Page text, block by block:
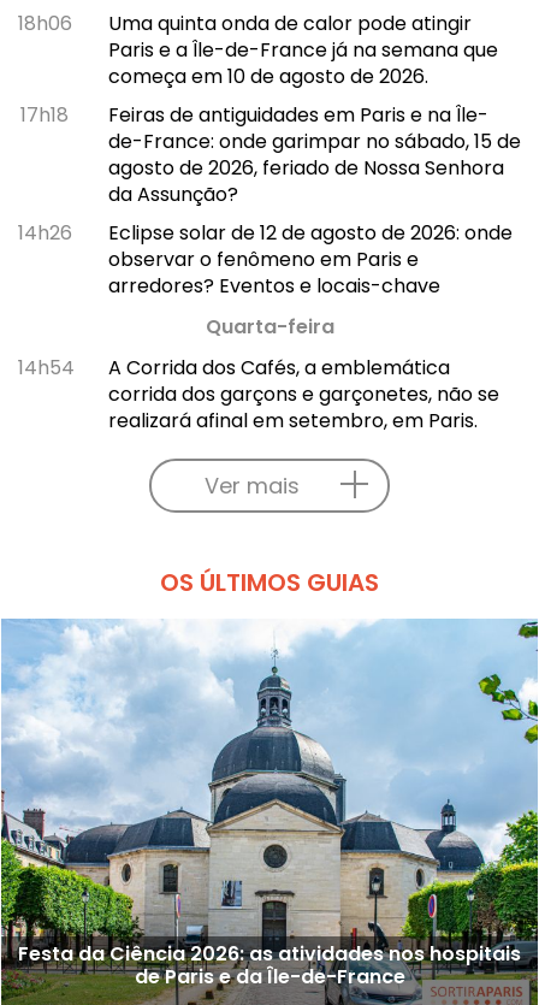
18h06
Uma quinta onda de calor pode atingir
Paris e a Île-de-France já na semana que
começa em 10 de agosto de 2026.
17h18
Feiras de antiguidades em Paris e na Île-
de-France: onde garimpar no sábado, 15 de
agosto de 2026, feriado de Nossa Senhora
da Assunção?
14h26
Eclipse solar de 12 de agosto de 2026: onde
observar o fenômeno em Paris e
arredores? Eventos e locais-chave
Quarta-feira
14h54
A Corrida dos Cafés, a emblemática
corrida dos garçons e garçonetes, não se
realizará afinal em setembro, em Paris.
Ver mais
OS ÚLTIMOS GUIAS
Festa da Ciência 2026: as atividades nos hospitais
de Paris e da Île-de-France